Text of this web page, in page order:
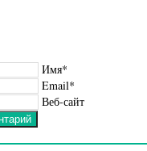
Имя*
Email*
Веб-сайт